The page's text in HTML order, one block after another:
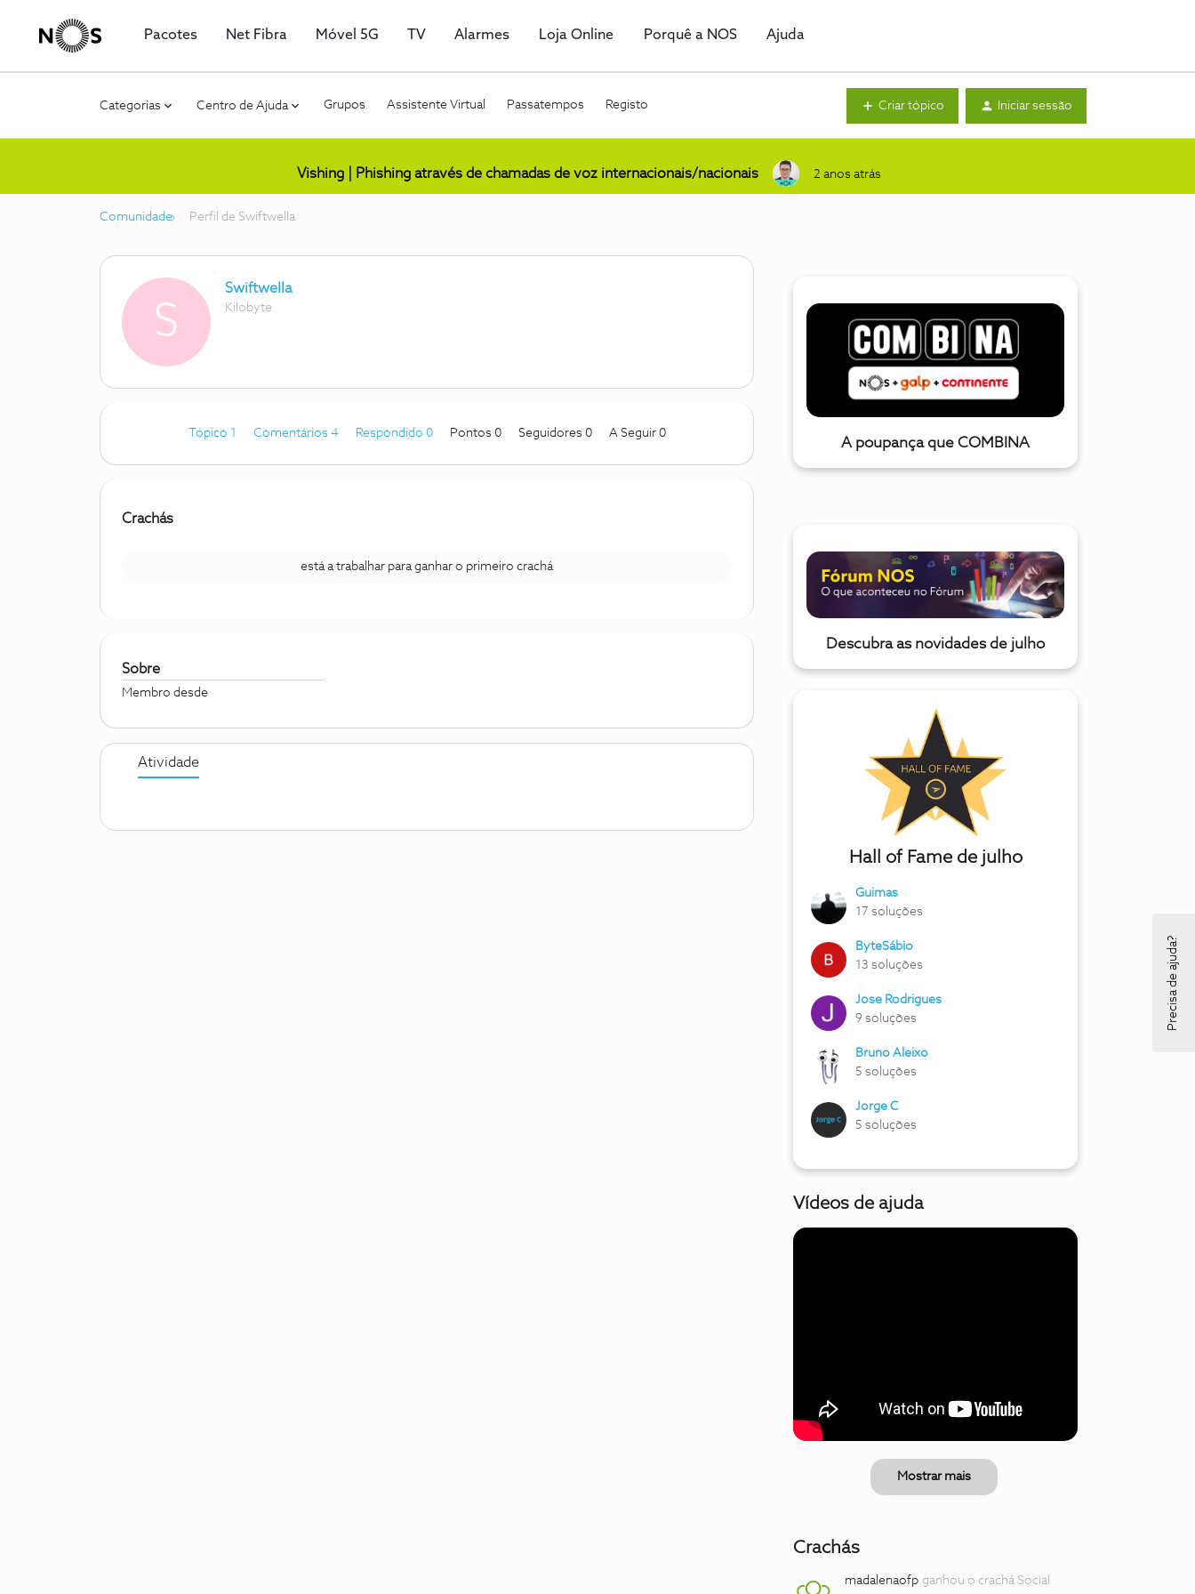
Pacotes Net Fibra Móvel 5G TV Alarmes Loja Online Porquê a NOS Ajuda
Categorias Centro de Ajuda Grupos Assistente Virtual Passatempos Registo Criar tópico Iniciar sessão
Vishing | Phishing através de chamadas de voz internacionais/nacionais 2 anos atrás
Comunidade Perfil de Swiftwella
S
Swiftwella
Kilobyte
Tópico 1 Comentários 4 Respondido 0 Pontos 0 Seguidores 0 A Seguir 0
Crachás
está a trabalhar para ganhar o primeiro crachá
Sobre
Membro desde
Atividade
A poupança que COMBINA
Descubra as novidades de julho
Hall of Fame de julho
Guimas
17 soluções
ByteSábio
13 soluções
Jose Rodrigues
9 soluções
Bruno Aleixo
5 soluções
Jorge C
5 soluções
Vídeos de ajuda
Mostrar mais
Crachás
madalenaofp ganhou o crachá Social
Precisa de ajuda?